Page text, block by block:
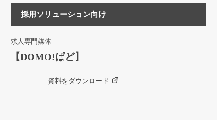
採用ソリューション向け
求人専門媒体
【DOMO!ぱど】
資料をダウンロード